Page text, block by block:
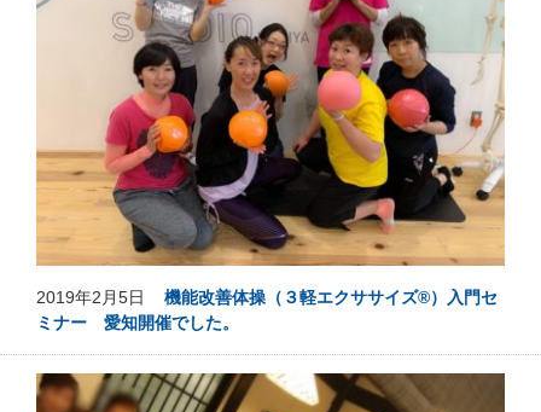
2019年2月5日 機能改善体操（３軽エクササイズ®）入門セ
ミナー 愛知開催でした。